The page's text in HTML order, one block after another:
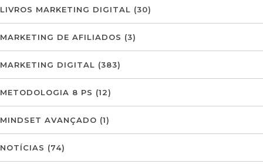
LIVROS MARKETING DIGITAL (30)
MARKETING DE AFILIADOS (3)
MARKETING DIGITAL (383)
METODOLOGIA 8 PS (12)
MINDSET AVANÇADO (1)
NOTÍCIAS (74)